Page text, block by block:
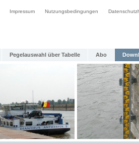
Impressum Nutzungsbedingungen
Pegelauswahl über Tabelle Abo